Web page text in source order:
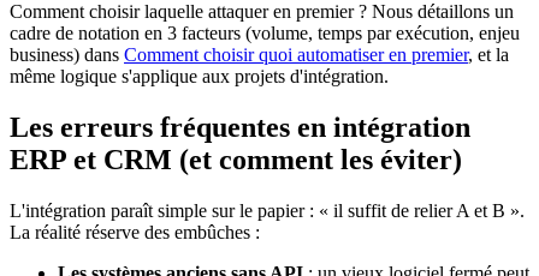
Comment choisir laquelle attaquer en premier ? Nous détaillons un
cadre de notation en 3 facteurs (volume, temps par exécution, enjeu
business) dans Comment choisir quoi automatiser en premier, et la
même logique s'applique aux projets d'intégration.
Les erreurs fréquentes en intégration
ERP et CRM (et comment les éviter)
L'intégration paraît simple sur le papier : « il suffit de relier A et B ».
La réalité réserve des embûches :